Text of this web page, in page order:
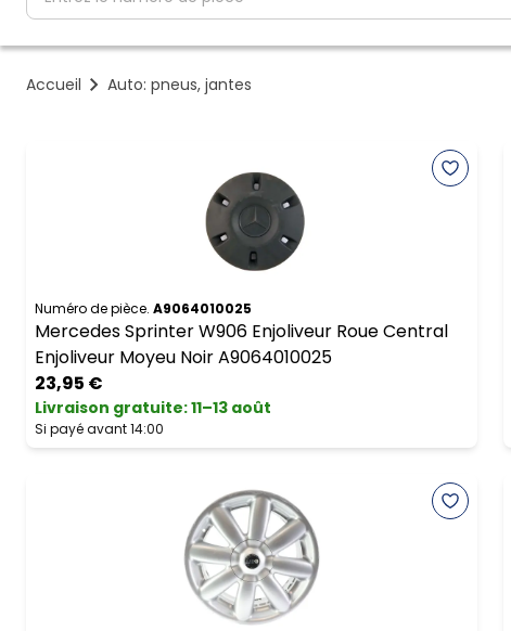
Accueil Auto: pneus, jantes
Numéro de pièce. A9064010025
Mercedes Sprinter W906 Enjoliveur Roue Central
Enjoliveur Moyeu Noir A9064010025
23,95 €
Livraison gratuite:11–13 août
Si payé avant 14:00